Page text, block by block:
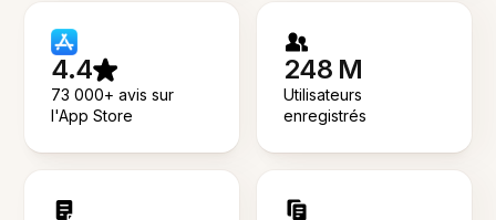
4.4
73 000+ avis sur
l'App Store
248 M
Utilisateurs
enregistrés